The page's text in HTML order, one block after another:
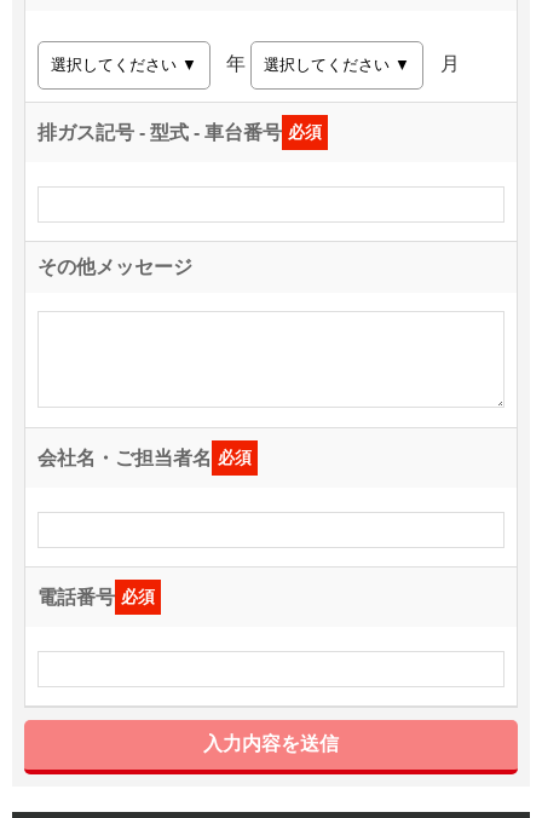
年 月
排ガス記号 - 型式 - 車台番号 必須
その他メッセージ
会社名・ご担当者名 必須
電話番号 必須
入力内容を送信